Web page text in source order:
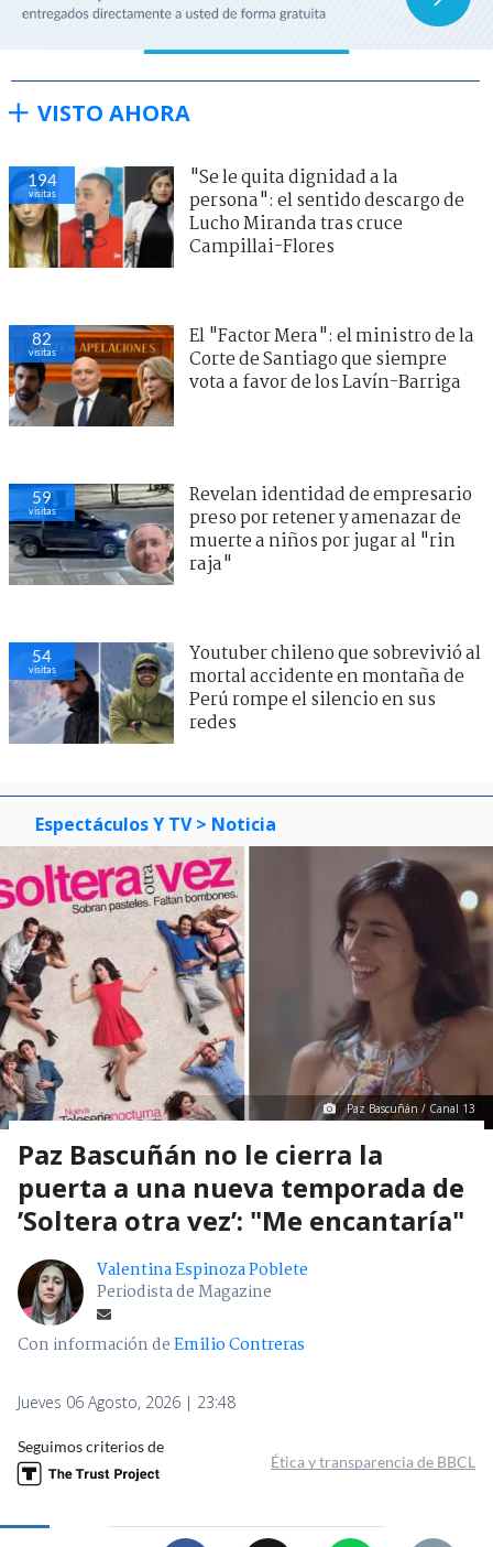
VISTO AHORA
194
visitas
"Se le quita dignidad a la
persona": el sentido descargo de
Lucho Miranda tras cruce
Campillai-Flores
82
visitas
El "Factor Mera": el ministro de la
Corte de Santiago que siempre
vota a favor de los Lavín-Barriga
59
visitas
Revelan identidad de empresario
preso por retener y amenazar de
muerte a niños por jugar al "rin
raja"
54
visitas
Youtuber chileno que sobrevivió al
mortal accidente en montaña de
Perú rompe el silencio en sus
redes
Espectáculos Y TV > Noticia
Paz Bascuñán / Canal 13
Paz Bascuñán no le cierra la
puerta a una nueva temporada de
’Soltera otra vez’: "Me encantaría"
Valentina Espinoza Poblete
Periodista de Magazine
Con información deEmilio Contreras
Jueves 06 Agosto, 2026 | 23:48
Seguimos criterios de
Ética y transparencia de BBCL